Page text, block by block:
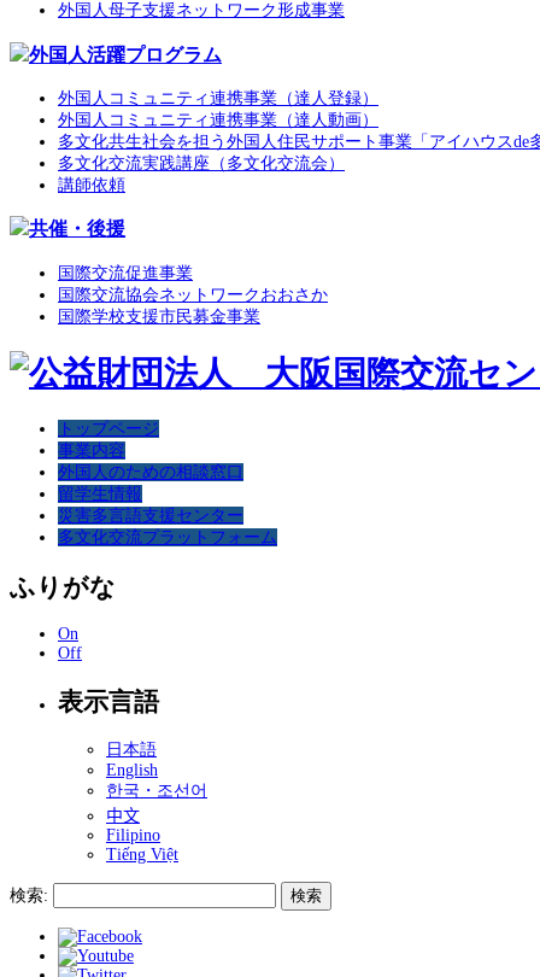
外国人母子支援ネットワーク形成事業
外国人活躍プログラム
外国人コミュニティ連携事業（達人登録）
外国人コミュニティ連携事業（達人動画）
多文化共生社会を担う外国人住民サポート事業「アイハウスde
多文化交流実践講座（多文化交流会）
講師依頼
共催・後援
国際交流促進事業
国際交流協会ネットワークおおさか
国際学校支援市民募金事業
トップページ
事業内容
外国人のための相談窓口
留学生情報
災害多言語支援センター
多文化交流プラットフォーム
ふりがな
On
Off
表示言語
日本語
English
한국・조선어
中文
Filipino
Tiếng Việt
検索: